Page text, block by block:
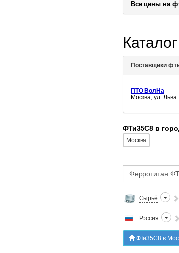
Все цены на
Поставщики
ПТО ВолНа
Москва, ул. Льва
ФТи35С8 в
Москва
Сырьё
Россия
ФТи35С8 в